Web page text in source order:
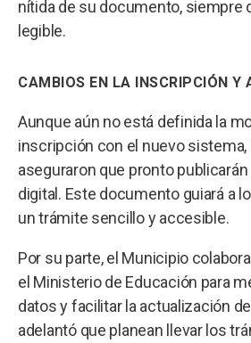
nítida de su documento, siempre
legible.
CAMBIOS EN LA INSCRIPCIÓN Y
Aunque aún no está definida la
inscripción con el nuevo sistema,
aseguraron que pronto
digital. Este documento guiará a
un trámite sencillo y accesible.
Por su parte, el Municipio
el Ministerio de Educación para
datos y facilitar la actualización
adelantó que planean llevar los